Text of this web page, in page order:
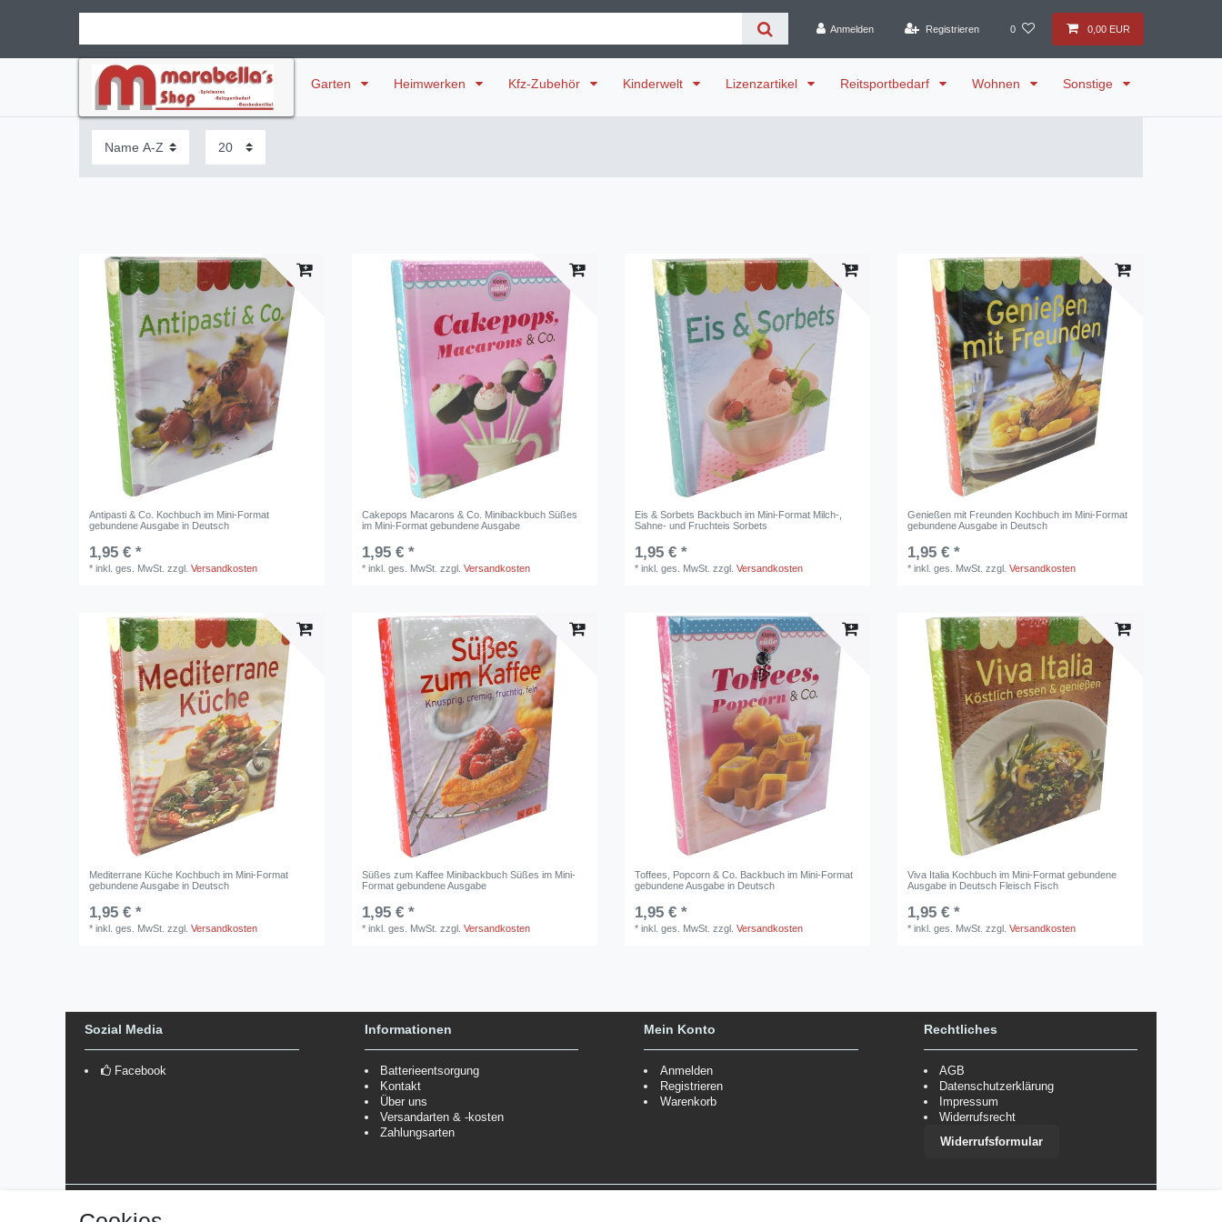
Anmelden Registrieren 0 0,00 EUR
Garten Heimwerken Kfz-Zubehör Kinderwelt Lizenzartikel Reitsportbedarf Wohnen Sonstige
Antipasti & Co. Kochbuch im Mini-Format
gebundene Ausgabe in Deutsch
1,95 € *
*inkl. ges. MwSt. zzgl.Versandkosten
Cakepops Macarons & Co. Minibackbuch Süßes
im Mini-Format gebundene Ausgabe
1,95 € *
*inkl. ges. MwSt. zzgl.Versandkosten
Eis & Sorbets Backbuch im Mini-Format Milch-,
Sahne- und Fruchteis Sorbets
1,95 € *
*inkl. ges. MwSt. zzgl.Versandkosten
Genießen mit Freunden Kochbuch im Mini-Format
gebundene Ausgabe in Deutsch
1,95 € *
*inkl. ges. MwSt. zzgl.Versandkosten
Mediterrane Küche Kochbuch im Mini-Format
gebundene Ausgabe in Deutsch
1,95 € *
*inkl. ges. MwSt. zzgl.Versandkosten
Süßes zum Kaffee Minibackbuch Süßes im Mini-
Format gebundene Ausgabe
1,95 € *
*inkl. ges. MwSt. zzgl.Versandkosten
Toffees, Popcorn & Co. Backbuch im Mini-Format
gebundene Ausgabe in Deutsch
1,95 € *
*inkl. ges. MwSt. zzgl.Versandkosten
Viva Italia Kochbuch im Mini-Format gebundene
Ausgabe in Deutsch Fleisch Fisch
1,95 € *
*inkl. ges. MwSt. zzgl.Versandkosten
Sozial Media
Facebook
Informationen
Batterieentsorgung
Kontakt
Über uns
Versandarten & -kosten
Zahlungsarten
Mein Konto
Anmelden
Registrieren
Warenkorb
Rechtliches
AGB
Datenschutzerklärung
Impressum
Widerrufsrecht
Widerrufsformular